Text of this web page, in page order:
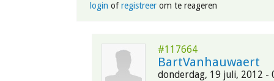
login ofregistreerom te reageren
#117664
BartVanhauwaert
donderdag, 19 juli, 2012 -